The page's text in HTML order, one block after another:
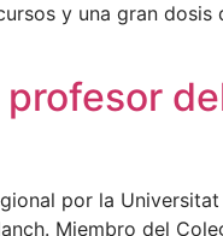
y una gran dosis
por la Universitat
Miembro del